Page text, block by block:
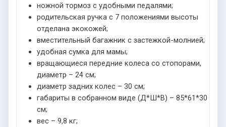
ножной тормоз с удобными педалями;
родительская ручка с 7 положениями высоты
отделана экокожей;
вместительный багажник с застежкой-молнией;
удобная сумка для мамы;
вращающиеся передние колеса со стопорами,
диаметр – 24 см;
диаметр задних колес – 30 см;
габариты в собранном виде (Д*Ш*В) – 85*61*30
см;
вес – 9,8 кг;